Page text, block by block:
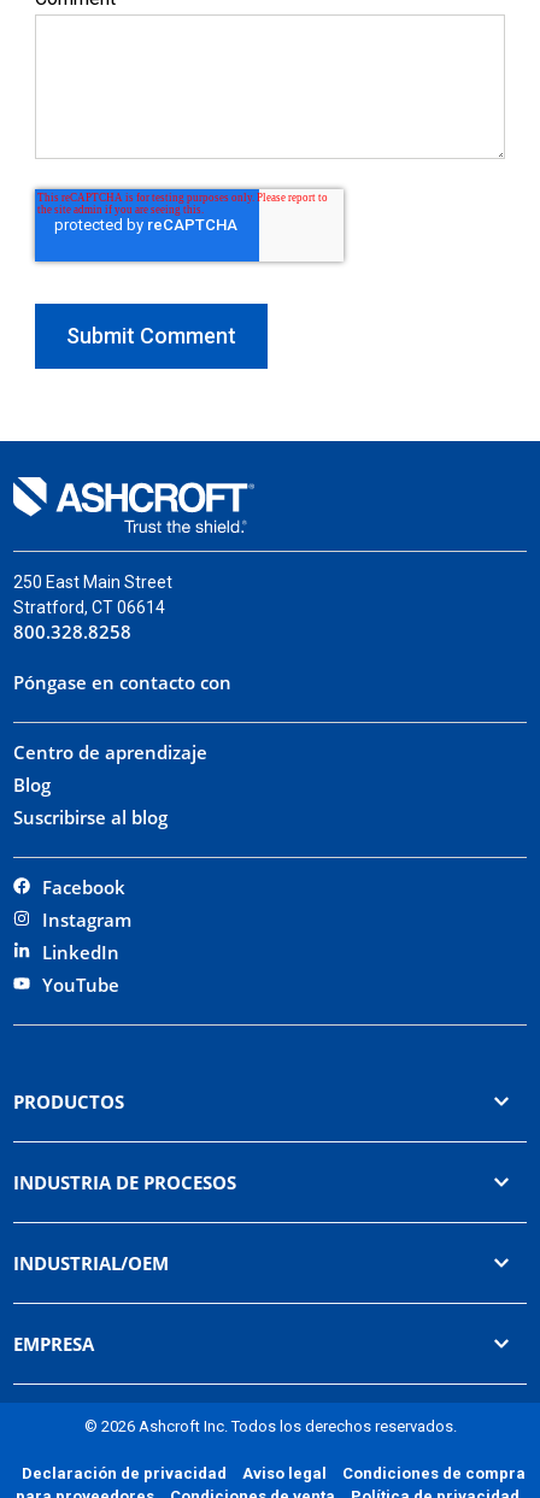
250 East Main Street
Stratford, CT 06614
800.328.8258
Póngase en contacto con
Centro de aprendizaje
Blog
Suscribirse al blog
Facebook
Instagram
LinkedIn
YouTube
PRODUCTOS
INDUSTRIA DE PROCESOS
INDUSTRIAL/OEM
EMPRESA
© 2026 Ashcroft Inc. Todos los derechos reservados.
Declaración de privacidad Aviso legal
Condiciones de compra